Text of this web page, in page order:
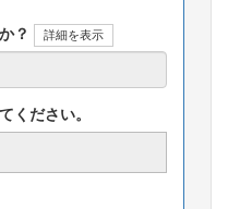
？ 詳細を表示
ください。